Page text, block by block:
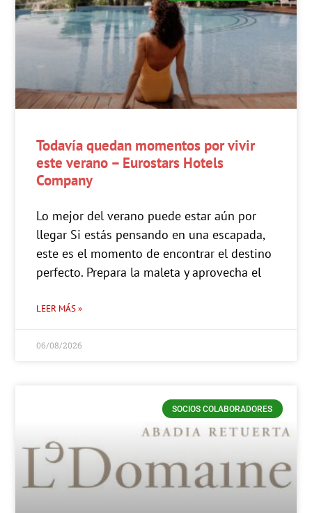
Todavía quedan momentos por vivir
este verano – Eurostars Hotels
Company
Lo mejor del verano puede estar aún por
llegar Si estás pensando en una escapada,
este es el momento de encontrar el destino
perfecto. Prepara la maleta y aprovecha el
LEER MÁS »
06/08/2026
SOCIOS COLABORADORES